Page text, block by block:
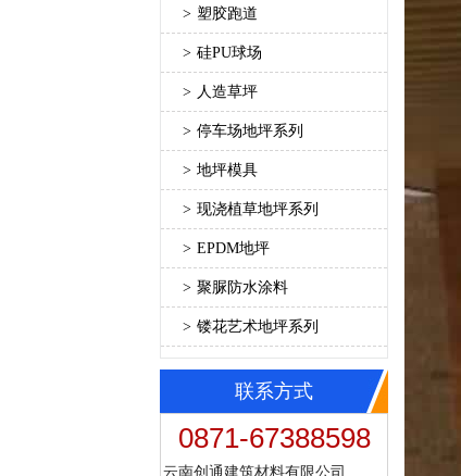
> 塑胶跑道
> 硅PU球场
> 人造草坪
> 停车场地坪系列
> 地坪模具
> 现浇植草地坪系列
> EPDM地坪
> 聚脲防水涂料
> 镂花艺术地坪系列
联系方式
0871-67388598
云南创通建筑材料有限公司